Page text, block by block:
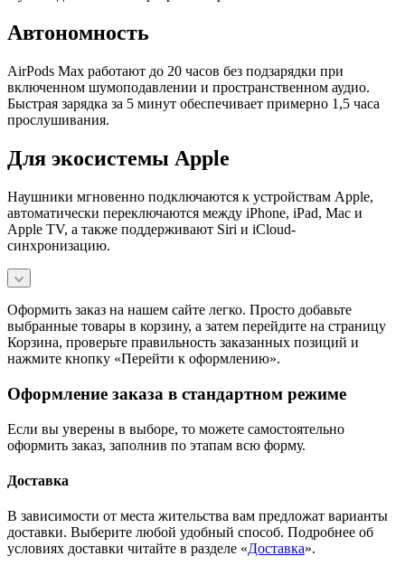
Автономность
AirPods Max работают до 20 часов без подзарядки при
включенном шумоподавлении и пространственном аудио.
Быстрая зарядка за 5 минут обеспечивает примерно 1,5 часа
прослушивания.
Для экосистемы Apple
Наушники мгновенно подключаются к устройствам Apple,
автоматически переключаются между iPhone, iPad, Mac и
Apple TV, а также поддерживают Siri и iCloud-
синхронизацию.
Оформить заказ на нашем сайте легко. Просто добавьте
выбранные товары в корзину, а затем перейдите на страницу
Корзина, проверьте правильность заказанных позиций и
нажмите кнопку «Перейти к оформлению».
Оформление заказа в стандартном режиме
Если вы уверены в выборе, то можете самостоятельно
оформить заказ, заполнив по этапам всю форму.
Доставка
В зависимости от места жительства вам предложат варианты
доставки. Выберите любой удобный способ. Подробнее об
условиях доставки читайте в разделе «Доставка».